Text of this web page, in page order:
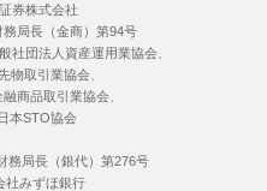
券株式会社
局長（金商）第94号
社団法人資産運用業協会、
物取引業協会、
商品取引業協会、
本STO協会
務局長（銀代）第276号
社みずほ銀行